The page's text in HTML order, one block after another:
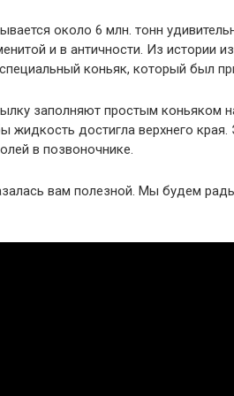
около 6 млн. тонн
и в античности. Из истории
коньяк, который был
заполняют простым коньяком
жидкость достигла верхнего
в позвоночнике.
вам полезной. Мы будем